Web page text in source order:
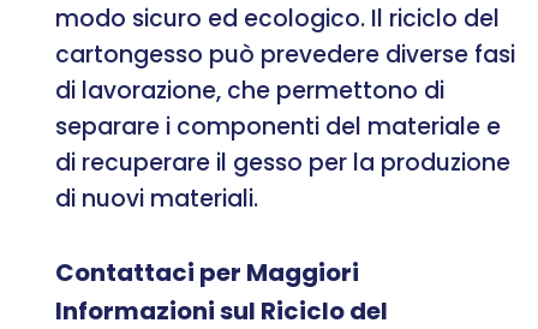
modo sicuro ed ecologico. Il riciclo del
cartongesso può prevedere diverse fasi
di lavorazione, che permettono di
separare i componenti del materiale e
di recuperare il gesso per la produzione
di nuovi materiali.
Contattaci per Maggiori
Informazioni sul Riciclo del